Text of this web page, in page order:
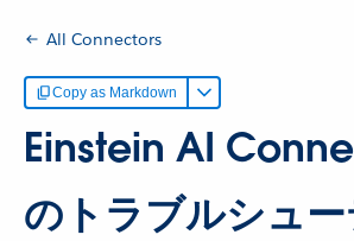
All Connectors
Copy as Markdown
Einstein AI
のトラブルシュ